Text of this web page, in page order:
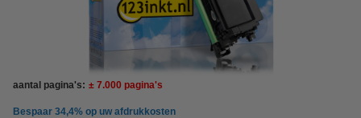
aantal pagina's: ± 7.000 pagina's
Bespaar 34,4% op uw afdrukkosten